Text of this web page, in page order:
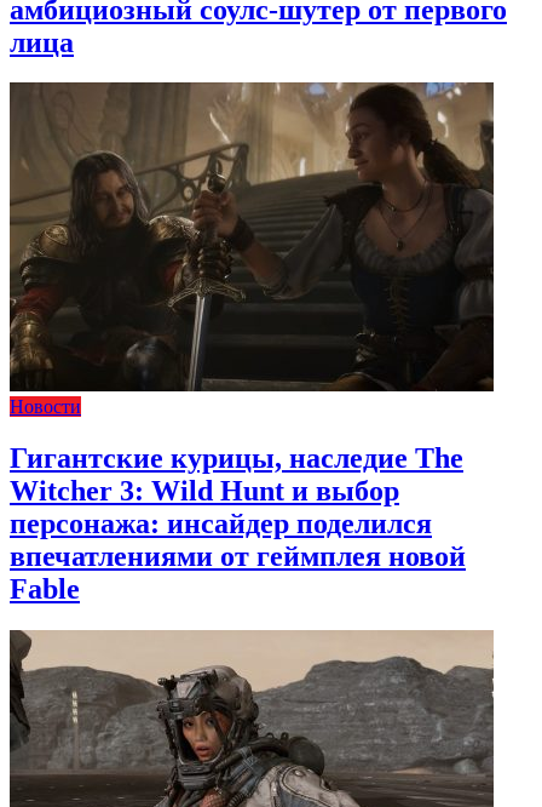
амбициозный соулс-шутер от первого
лица
Новости
Гигантские курицы, наследие The
Witcher 3: Wild Hunt и выбор
персонажа: инсайдер поделился
впечатлениями от геймплея новой
Fable